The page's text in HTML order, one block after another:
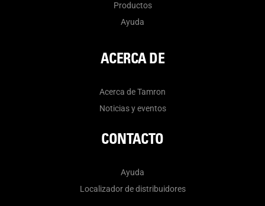
Productos
Ayuda
ACERCA DE
Acerca de Tamron
Noticias y eventos
CONTACTO
Ayuda
Localizador de distribuidores